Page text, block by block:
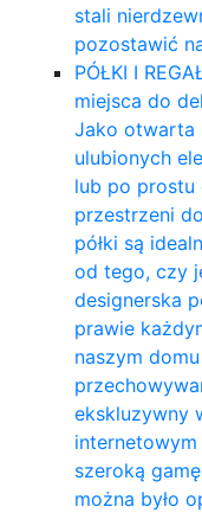
stali
pozostawić
PÓŁKI I
miejsca do
Jako otwarta
ulubionych
lub po prostu
przestrzeni
półki są
od tego, czy
designerska
prawie
naszym
ekskluzywny
internetowym
szeroką
można było